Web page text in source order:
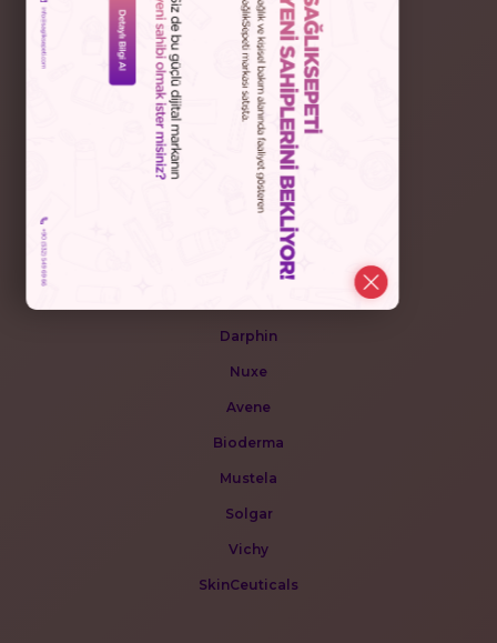
Saç Bakımı
Güneş Ürünleri
Makyaj
Ağız Bakım Ürünleri
POPÜLER MARKALAR
Darphin
Nuxe
Avene
Bioderma
Mustela
Solgar
Vichy
SkinCeuticals